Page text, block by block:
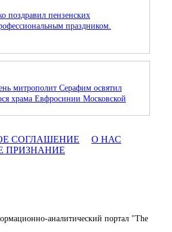
поздравил пензенских
праздником.
митрополит Серафим освятил
храма Евфросинии Московской
СОГЛАШЕНИЕ
О НАС
ПРИЗНАНИЕ
аналитический портал "The